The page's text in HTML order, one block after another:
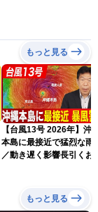
もっと見る
【台風13号 2026年】沖
本島に最接近で猛烈な雨
／動き遅く影響長引くお
もっと見る